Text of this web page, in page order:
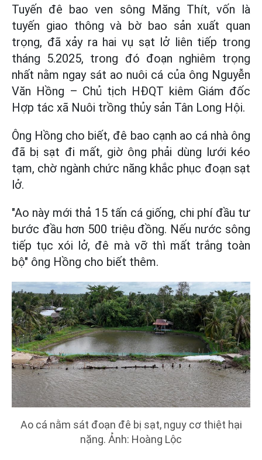
Tuyến đê bao ven sông Măng Thít, vốn là
tuyến giao thông và bờ bao sản xuất quan
trọng, đã xảy ra hai vụ sạt lở liên tiếp trong
tháng 5.2025, trong đó đoạn nghiêm trọng
nhất nằm ngay sát ao nuôi cá của ông Nguyễn
Văn Hồng – Chủ tịch HĐQT kiêm Giám đốc
Hợp tác xã Nuôi trồng thủy sản Tân Long Hội.
Ông Hồng cho biết, đê bao cạnh ao cá nhà ông
đã bị sạt đi mất, giờ ông phải dùng lưới kéo
tạm, chờ ngành chức năng khắc phục đoạn sạt
lở.
"Ao này mới thả 15 tấn cá giống, chi phí đầu tư
bước đầu hơn 500 triệu đồng. Nếu nước sông
tiếp tục xói lở, đê mà vỡ thì mất trắng toàn
bộ" ông Hồng cho biết thêm.
Ao cá nằm sát đoạn đê bị sạt, nguy cơ thiệt hại
nặng. Ảnh: Hoàng Lộc